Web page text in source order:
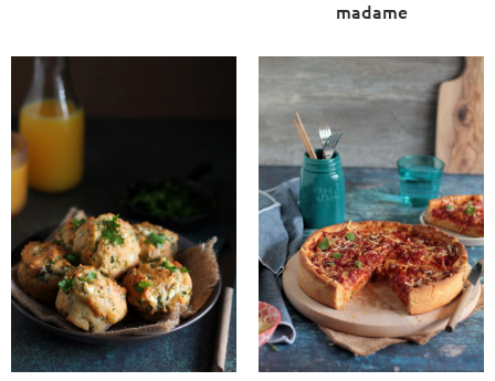
madame